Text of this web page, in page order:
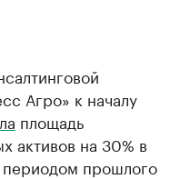
Агро» к началу
площадь
активов на 30% в
прошлого